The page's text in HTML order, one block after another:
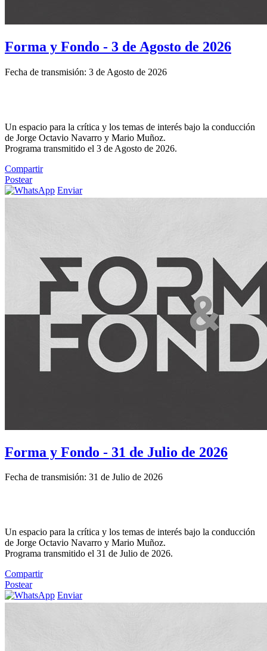
Forma y Fondo - 3 de Agosto de 2026
Fecha de transmisión: 3 de Agosto de 2026
Un espacio para la crítica y los temas de interés bajo la conducción
de Jorge Octavio Navarro y Mario Muñoz.
Programa transmitido el 3 de Agosto de 2026.
Compartir
Postear
Enviar
Forma y Fondo - 31 de Julio de 2026
Fecha de transmisión: 31 de Julio de 2026
Un espacio para la crítica y los temas de interés bajo la conducción
de Jorge Octavio Navarro y Mario Muñoz.
Programa transmitido el 31 de Julio de 2026.
Compartir
Postear
Enviar